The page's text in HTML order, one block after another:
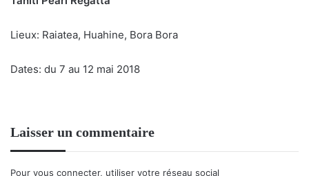
Lieux: Raiatea, Huahine, Bora Bora
Dates: du 7 au 12 mai 2018
Laisser un commentaire
Pour vous connecter, utiliser votre réseau social